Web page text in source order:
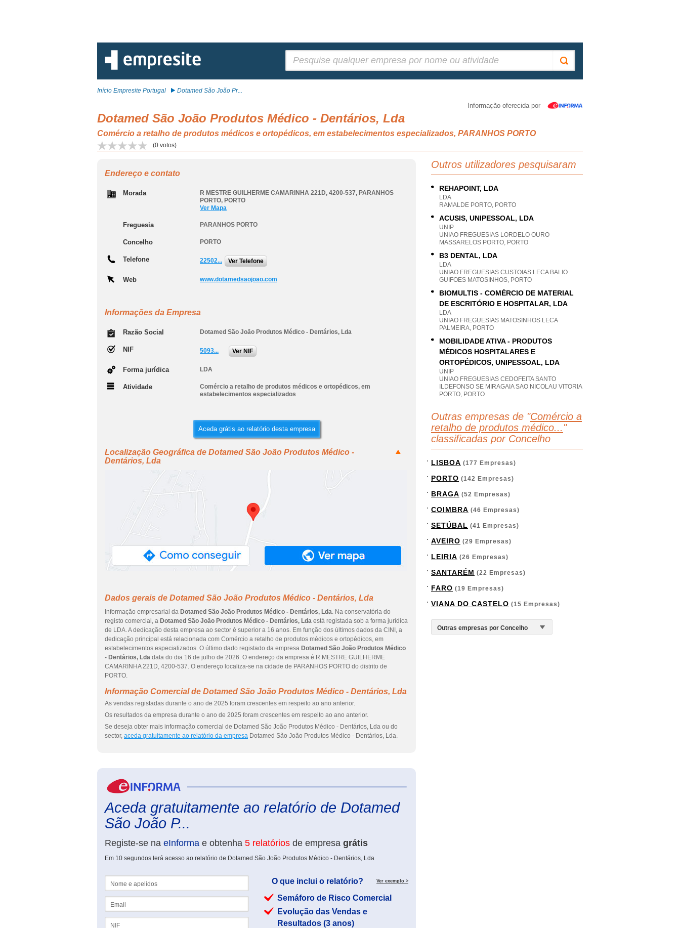
Início Empresite Portugal Dotamed São João Pr...
Informação oferecida por
Dotamed São João Produtos Médico - Dentários, Lda
Comércio a retalho de produtos médicos e ortopédicos, em estabelecimentos especializados, PARANHOS PORTO
(0 votos)
Endereço e contato
Morada R MESTRE GUILHERME CAMARINHA 221D, 4200-537, PARANHOS
PORTO, PORTO
Ver Mapa
Freguesia PARANHOS PORTO
Concelho PORTO
Telefone 22502... Ver Telefone
Web www.dotamedsaojoao.com
Informações da Empresa
Razão Social Dotamed São João Produtos Médico - Dentários, Lda
NIF 5093... Ver NIF
Forma jurídica LDA
Atividade
Comércio a retalho de produtos médicos e ortopédicos, em
estabelecimentos especializados
Aceda grátis ao relatório desta empresa
Localização Geográfica de Dotamed São João Produtos Médico -
Dentários, Lda
Dados gerais de Dotamed São João Produtos Médico - Dentários, Lda
Informação empresarial da Dotamed São João Produtos Médico - Dentários, Lda. Na conservatória do
registo comercial, a Dotamed São João Produtos Médico - Dentários, Lda está registada sob a forma jurídica
de LDA. A dedicação desta empresa ao sector é superior a 16 anos. Em função dos últimos dados da CINI, a
dedicação principal está relacionada com Comércio a retalho de produtos médicos e ortopédicos, em
estabelecimentos especializados. O último dado registado da empresa Dotamed São João Produtos Médico
- Dentários, Lda data do dia 16 de julho de 2026. O endereço da empresa é R MESTRE GUILHERME
CAMARINHA 221D, 4200-537. O endereço localiza-se na cidade de PARANHOS PORTO do distrito de
PORTO.
Informação Comercial de Dotamed São João Produtos Médico - Dentários, Lda
As vendas registadas durante o ano de 2025 foram crescentes em respeito ao ano anterior.
Os resultados da empresa durante o ano de 2025 foram crescentes em respeito ao ano anterior.
Se deseja obter mais informação comercial de Dotamed São João Produtos Médico - Dentários, Lda ou do
sector, aceda gratuitamente ao relatório da empresa Dotamed São João Produtos Médico - Dentários, Lda.
Aceda gratuitamente ao relatório de Dotamed
São João P...
Registe-se na eInforma e obtenha 5 relatórios de empresa grátis
Em 10 segundos terá acesso ao relatório de Dotamed São João Produtos Médico - Dentários, Lda
O que inclui o relatório? Ver exemplo >
Semáforo de Risco Comercial
Evolução das Vendas e
Resultados (3 anos)
Outros utilizadores pesquisaram
REHAPOINT, LDA
LDA
RAMALDE PORTO, PORTO
ACUSIS, UNIPESSOAL, LDA
UNIP
UNIAO FREGUESIAS LORDELO OURO
MASSARELOS PORTO, PORTO
B3 DENTAL, LDA
LDA
UNIAO FREGUESIAS CUSTOIAS LECA BALIO
GUIFOES MATOSINHOS, PORTO
BIOMULTIS - COMÉRCIO DE MATERIAL
DE ESCRITÓRIO E HOSPITALAR, LDA
LDA
UNIAO FREGUESIAS MATOSINHOS LECA
PALMEIRA, PORTO
MOBILIDADE ATIVA - PRODUTOS
MÉDICOS HOSPITALARES E
ORTOPÉDICOS, UNIPESSOAL, LDA
UNIP
UNIAO FREGUESIAS CEDOFEITA SANTO
ILDEFONSO SE MIRAGAIA SAO NICOLAU VITORIA
PORTO, PORTO
Outras empresas de "Comércio a
retalho de produtos médico... "
classificadas por Concelho
LISBOA (177 Empresas)
PORTO (142 Empresas)
BRAGA (52 Empresas)
COIMBRA (46 Empresas)
SETÚBAL (41 Empresas)
AVEIRO (29 Empresas)
LEIRIA (26 Empresas)
SANTARÉM (22 Empresas)
FARO (19 Empresas)
VIANA DO CASTELO (15 Empresas)